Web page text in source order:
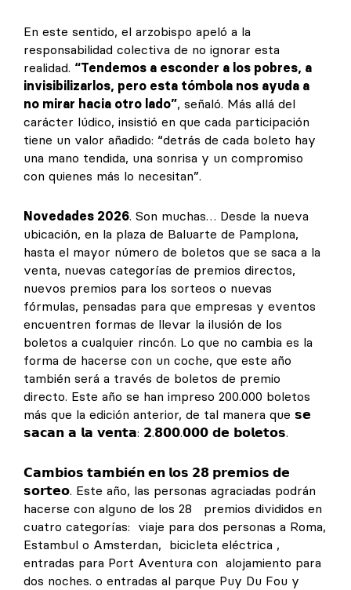
En este sentido, el arzobispo apeló a la
responsabilidad colectiva de no ignorar esta
realidad. “Tendemos a esconder a los pobres, a
invisibilizarlos, pero esta tómbola nos ayuda a
no mirar hacia otro lado”, señaló. Más allá del
carácter lúdico, insistió en que cada participación
tiene un valor añadido: “detrás de cada boleto hay
una mano tendida, una sonrisa y un compromiso
con quienes más lo necesitan”.
Novedades 2026. Son muchas… Desde la nueva
ubicación, en la plaza de Baluarte de Pamplona,
hasta el mayor número de boletos que se saca a la
venta, nuevas categorías de premios directos,
nuevos premios para los sorteos o nuevas
fórmulas, pensadas para que empresas y eventos
encuentren formas de llevar la ilusión de los
boletos a cualquier rincón. Lo que no cambia es la
forma de hacerse con un coche, que este año
también será a través de boletos de premio
directo. Este año se han impreso 200.000 boletos
más que la edición anterior, de tal manera que 𝘀𝗲
𝘀𝗮𝗰𝗮𝗻 𝗮 𝗹𝗮 𝘃𝗲𝗻𝘁𝗮: 𝟮.𝟴𝟬𝟬.𝟬𝟬𝟬 𝗱𝗲 𝗯𝗼𝗹𝗲𝘁𝗼𝘀.
𝗖𝗮𝗺𝗯𝗶𝗼𝘀 𝘁𝗮𝗺𝗯𝗶𝗲́𝗻 𝗲𝗻 𝗹𝗼𝘀 𝟮𝟴 𝗽𝗿𝗲𝗺𝗶𝗼𝘀 𝗱𝗲
𝘀𝗼𝗿𝘁𝗲𝗼. Este año, las personas agraciadas podrán
hacerse con alguno de los 28 premios divididos en
cuatro categorías: viaje para dos personas a Roma,
Estambul o Amsterdan, bicicleta eléctrica ,
entradas para Port Aventura con alojamiento para
dos noches. o entradas al parque Puy Du Fou y